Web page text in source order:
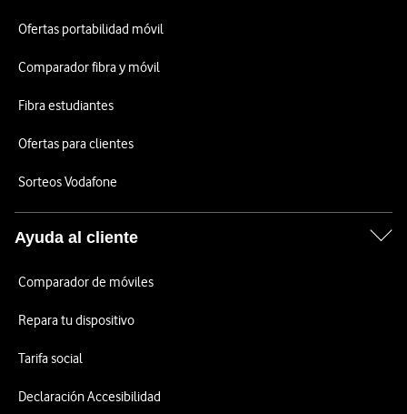
Ofertas portabilidad móvil
Comparador fibra y móvil
Fibra estudiantes
Ofertas para clientes
Sorteos Vodafone
Ayuda al cliente
Comparador de móviles
Repara tu dispositivo
Tarifa social
Declaración Accesibilidad